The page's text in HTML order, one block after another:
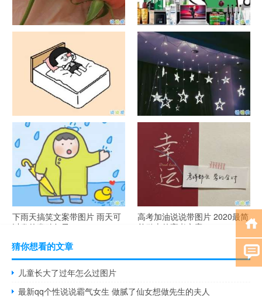
官宣恋爱的说说配图 官宣句子
抖音摆地摊文案 摆地摊的搞笑
说说带图片
谐音梗土味情话大全带图片 油
腻搞笑的土味情话
很酷的霸气句子带图片 最新霸
气说说高冷范
下雨天搞笑文案带图片 雨天可
以发的幽默句子
高考加油说说带图片 2020最简
单励志的高考文案
猜你想看的文章
儿童长大了过年怎么过图片
最新qq个性说说霸气女生 做腻了仙女想做先生的夫人